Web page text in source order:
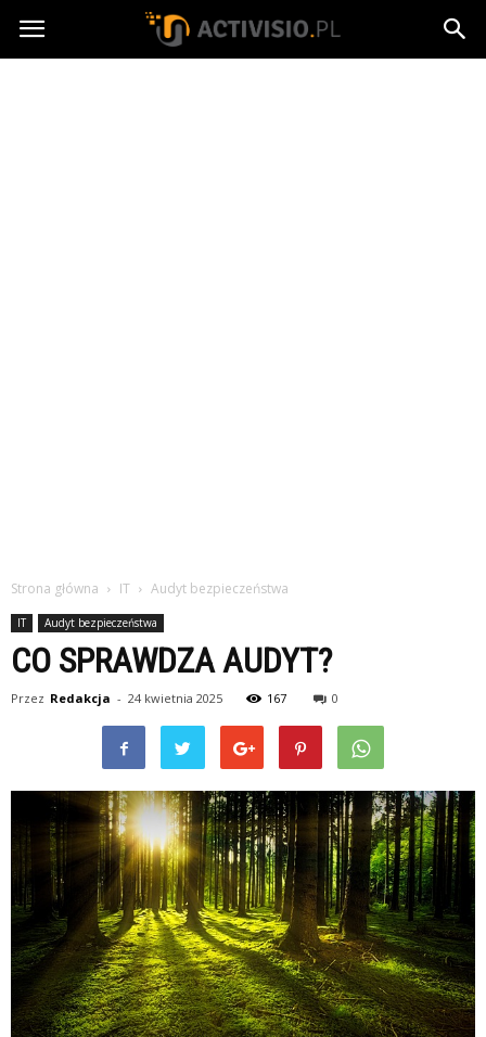
Activisio.pl
Strona główna IT Audyt bezpieczeństwa
IT Audyt bezpieczeństwa
CO SPRAWDZA AUDYT?
Przez Redakcja - 24 kwietnia 2025 167 0